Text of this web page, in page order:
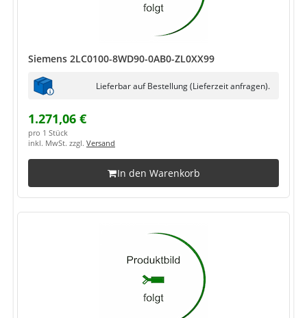
Siemens 2LC0100-8WD90-0AB0-ZL0XX99
Lieferbar auf Bestellung (Lieferzeit anfragen).
1.271,06 €
pro 1 Stück
inkl. MwSt. zzgl. Versand
In den Warenkorb